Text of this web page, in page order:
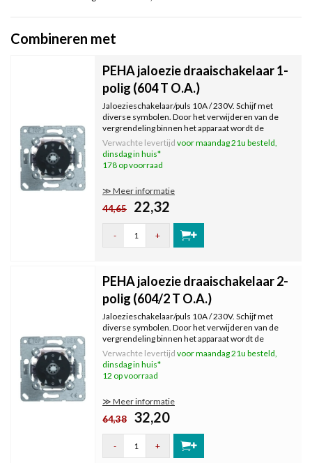
Combineren met
PEHA jaloezie draaischakelaar 1-
polig (604 T O.A.)
Jaloezieschakelaar/puls 10A / 230V. Schijf met
diverse symbolen. Door het verwijderen van de
vergrendeling binnen het apparaat wordt de
impulsgever gewijzigd in een schakelaar. Uitbreiden
met afdekraam en knop uit een gewenste serie.
Verwachte levertijd voor maandag 21u besteld,
dinsdag in huis*
178 op voorraad
≫ Meer informatie
44,65 22,32
- +
PEHA jaloezie draaischakelaar 2-
polig (604/2 T O.A.)
Jaloezieschakelaar/puls 10A / 230V. Schijf met
diverse symbolen. Door het verwijderen van de
vergrendeling binnen het apparaat wordt de
impulsgever gewijzigd in een schakelaar. Uitbreiden
met afdekraam en knop.
Verwachte levertijd voor maandag 21u besteld,
dinsdag in huis*
12 op voorraad
≫ Meer informatie
64,38 32,20
- +